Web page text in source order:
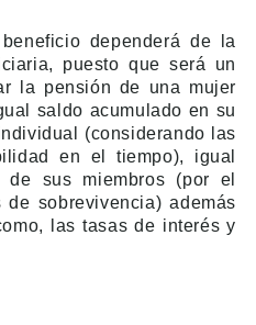
dependerá de la
puesto que será un
la pensión de una mujer
saldo acumulado en su
(considerando las
en el tiempo), igual
sus miembros (por el
sobrevivencia) además
las tasas de interés y